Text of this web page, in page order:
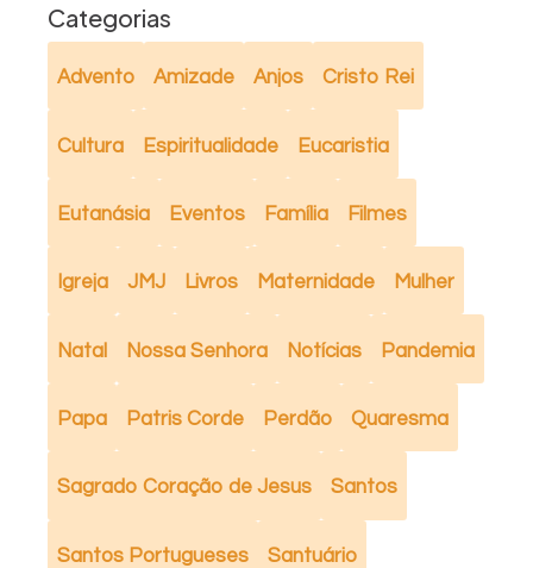
Categorias
Advento Amizade Anjos Cristo Rei
Cultura Espiritualidade Eucaristia
Eutanásia Eventos Família Filmes
Igreja JMJ Livros Maternidade Mulher
Natal Nossa Senhora Notícias Pandemia
Papa Patris Corde Perdão Quaresma
Sagrado Coração de Jesus Santos
Santos Portugueses Santuário